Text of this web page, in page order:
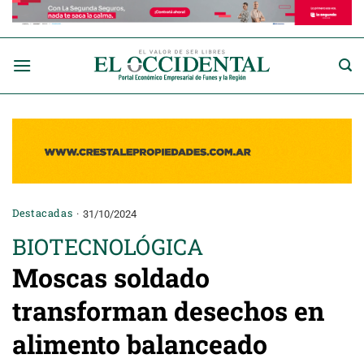
Saltar
Destacadas 31/10/2024
BIOTECNOLÓGICA
Moscas soldado
transforman desechos en
alimento balanceado